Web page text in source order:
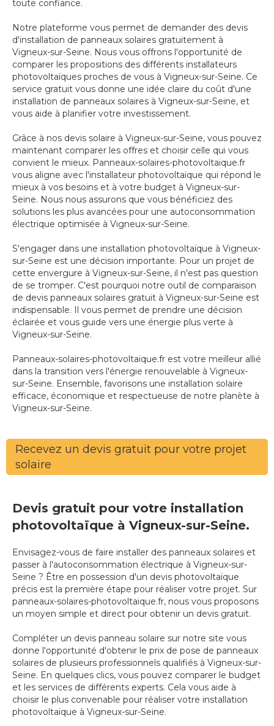
toute confiance.
Notre plateforme vous permet de demander des devis
d'installation de panneaux solaires gratuitement à
Vigneux-sur-Seine. Nous vous offrons l'opportunité de
comparer les propositions des différents installateurs
photovoltaïques proches de vous à Vigneux-sur-Seine. Ce
service gratuit vous donne une idée claire du coût d'une
installation de panneaux solaires à Vigneux-sur-Seine, et
vous aide à planifier votre investissement.
Grâce à nos devis solaire à Vigneux-sur-Seine, vous pouvez
maintenant comparer les offres et choisir celle qui vous
convient le mieux. Panneaux-solaires-photovoltaique.fr
vous aligne avec l'installateur photovoltaïque qui répond le
mieux à vos besoins et à votre budget à Vigneux-sur-
Seine. Nous nous assurons que vous bénéficiez des
solutions les plus avancées pour une autoconsommation
électrique optimisée à Vigneux-sur-Seine.
S'engager dans une installation photovoltaïque à Vigneux-
sur-Seine est une décision importante. Pour un projet de
cette envergure à Vigneux-sur-Seine, il n'est pas question
de se tromper. C'est pourquoi notre outil de comparaison
de devis panneaux solaires gratuit à Vigneux-sur-Seine est
indispensable. Il vous permet de prendre une décision
éclairée et vous guide vers une énergie plus verte à
Vigneux-sur-Seine.
Panneaux-solaires-photovoltaique.fr est votre meilleur allié
dans la transition vers l'énergie renouvelable à Vigneux-
sur-Seine. Ensemble, favorisons une installation solaire
efficace, économique et respectueuse de notre planète à
Vigneux-sur-Seine.
Recevez un devis gratuit pour votre projet
solaire
Devis gratuit pour votre installation
photovoltaïque à Vigneux-sur-Seine.
Envisagez-vous de faire installer des panneaux solaires et
passer à l'autoconsommation électrique à Vigneux-sur-
Seine ? Être en possession d'un devis photovoltaïque
précis est la première étape pour réaliser votre projet. Sur
panneaux-solaires-photovoltaique.fr, nous vous proposons
un moyen simple et direct pour obtenir un devis gratuit.
Compléter un devis panneau solaire sur notre site vous
donne l'opportunité d'obtenir le prix de pose de panneaux
solaires de plusieurs professionnels qualifiés à Vigneux-sur-
Seine. En quelques clics, vous pouvez comparer le budget
et les services de différents experts. Cela vous aide à
choisir le plus convenable pour réaliser votre installation
photovoltaïque à Vigneux-sur-Seine.